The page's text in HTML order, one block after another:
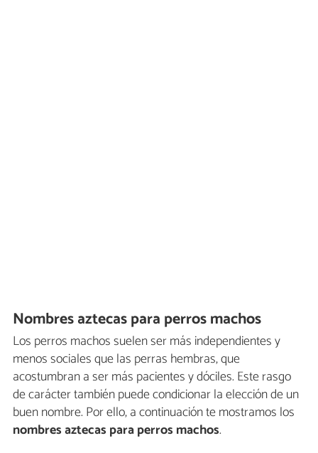
Nombres aztecas para perros machos
Los perros machos suelen ser más independientes y
menos sociales que las perras hembras, que
acostumbran a ser más pacientes y dóciles. Este rasgo
de carácter también puede condicionar la elección de un
buen nombre. Por ello, a continuación te mostramos los
nombres aztecas para perros machos.